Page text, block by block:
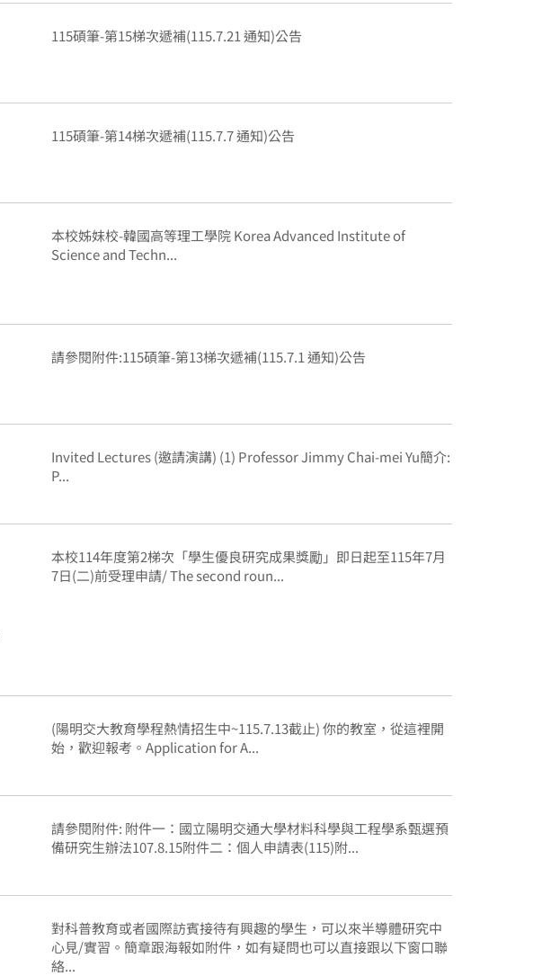
115碩筆-第15梯次遞補(115.7.21 通知)公告
115碩筆-第14梯次遞補(115.7.7 通知)公告
本校姊妹校-韓國高等理工學院 Korea Advanced Institute of
Science and Techn...
請參閱附件:115碩筆-第13梯次遞補(115.7.1 通知)公告
Invited Lectures (邀請演講) (1) Professor Jimmy Chai-mei Yu簡介:
P...
本校114年度第2梯次「學生優良研究成果獎勵」即日起至115年7月
7日(二)前受理申請/ The second roun...
(陽明交大教育學程熱情招生中~115.7.13截止) 你的教室，從這裡開
始，歡迎報考。Application for A...
請參閱附件: 附件一：國立陽明交通大學材料科學與工程學系甄選預
備研究生辦法107.8.15附件二：個人申請表(115)附...
對科普教育或者國際訪賓接待有興趣的學生，可以來半導體研究中
心見/實習。簡章跟海報如附件，如有疑問也可以直接跟以下窗口聯
絡...